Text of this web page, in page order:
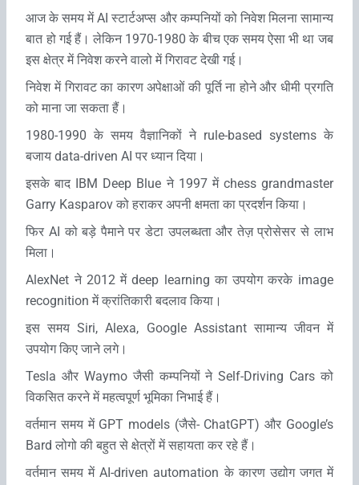
आज के समय में AI स्‍टार्टअप्‍स और कम्‍पनियों को निवेश मिलना सामान्‍य
बात हो गई हैं। लेकिन 1970-1980 के बीच एक समय ऐसा भी था जब
इस क्षेत्र में निवेश करने वालो में गिरावट देखी गई।
निवेश में गिरावट का कारण अपेक्षाओं की पूर्ति ना होने और धीमी प्रगति
को माना जा सकता हैं।
1980-1990 के समय वैज्ञानिकों ने rule-based systems के
बजाय data-driven AI पर ध्‍यान दिया।
इसके बाद IBM Deep Blue ने 1997 में chess grandmaster
Garry Kasparov को हराकर अपनी क्षमता का प्रदर्शन किया।
फिर AI को बड़े पैमाने पर डेटा उपलब्धता और तेज़ प्रोसेसर से लाभ
मिला।
AlexNet ने 2012 में deep learning का उपयोग करके image
recognition में क्रांतिकारी बदलाव किया।
इस समय Siri, Alexa, Google Assistant सामान्‍य जीवन में
उपयोग किए जाने लगे।
Tesla और Waymo जैसी कम्‍पनियों ने Self-Driving Cars को
विकसित करने में महत्‍वपूर्ण भूमिका निभाई हैं।
वर्तमान समय में GPT models (जैसे- ChatGPT) और Google’s
Bard लोगो की बहुत से क्षेत्रों में सहायता कर रहे हैं।
वर्तमान समय में AI-driven automation के कारण उद्योग जगत में